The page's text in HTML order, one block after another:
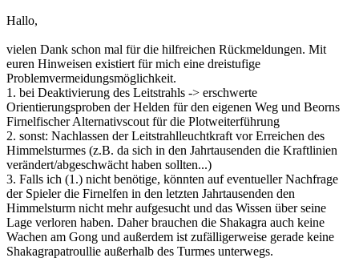
Hallo,
vielen Dank schon mal für die hilfreichen Rückmeldungen. Mit
euren Hinweisen existiert für mich eine dreistufige
Problemvermeidungsmöglichkeit.
1. bei Deaktivierung des Leitstrahls -> erschwerte
Orientierungsproben der Helden für den eigenen Weg und Beorns
Firnelfischer Alternativscout für die Plotweiterführung
2. sonst: Nachlassen der Leitstrahlleuchtkraft vor Erreichen des
Himmelsturmes (z.B. da sich in den Jahrtausenden die Kraftlinien
verändert/abgeschwächt haben sollten...)
3. Falls ich (1.) nicht benötige, könnten auf eventueller Nachfrage
der Spieler die Firnelfen in den letzten Jahrtausenden den
Himmelsturm nicht mehr aufgesucht und das Wissen über seine
Lage verloren haben. Daher brauchen die Shakagra auch keine
Wachen am Gong und außerdem ist zufälligerweise gerade keine
Shakagrapatroullie außerhalb des Turmes unterwegs.